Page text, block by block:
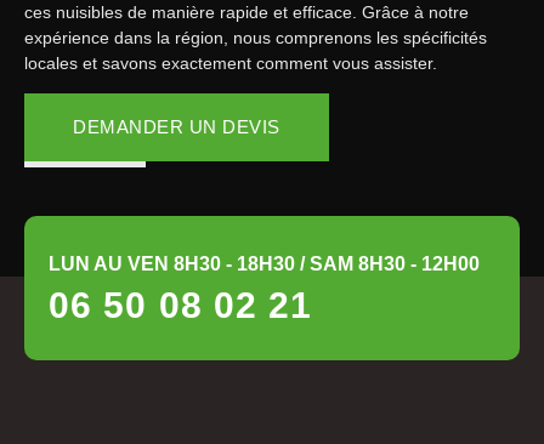
ces nuisibles de manière rapide et efficace. Grâce à notre
expérience dans la région, nous comprenons les spécificités
locales et savons exactement comment vous assister.
DEMANDER UN DEVIS
LUN AU VEN 8H30 - 18H30 / SAM 8H30 - 12H00
06 50 08 02 21